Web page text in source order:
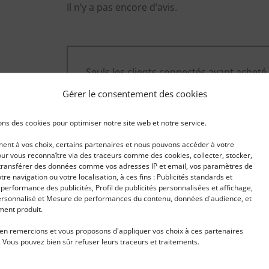
Gérer le consentement des cookies
des cookies pour optimiser notre site web et notre service.
à vos choix, certains partenaires et nous pouvons accéder à votre
vous reconnaître via des traceurs comme des cookies, collecter, stocker,
des données comme vos adresses IP et email, vos paramètres de
navigation ou votre localisation, à ces fins : Publicités standards et
des publicités, Profil de publicités personnalisées et affichage,
et Mesure de performances du contenu, données d'audience, et
produit.
remercions et vous proposons d'appliquer vos choix à ces partenaires
Vous pouvez bien sûr refuser leurs traceurs et traitements.
Il n’y a pas encore d’avis.
Seuls les clients connectés ayant
laisser un avis.
AIMEREZ PEUT-ÊTRE AUSSI…
Ajouter
à ma
Ajouter
à ma